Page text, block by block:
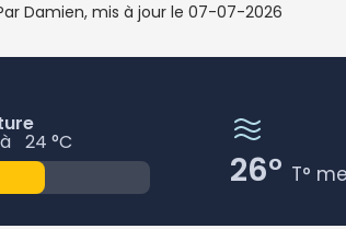
Damien, mis à jour le 07-07-2026
à 24 °C
26° T°